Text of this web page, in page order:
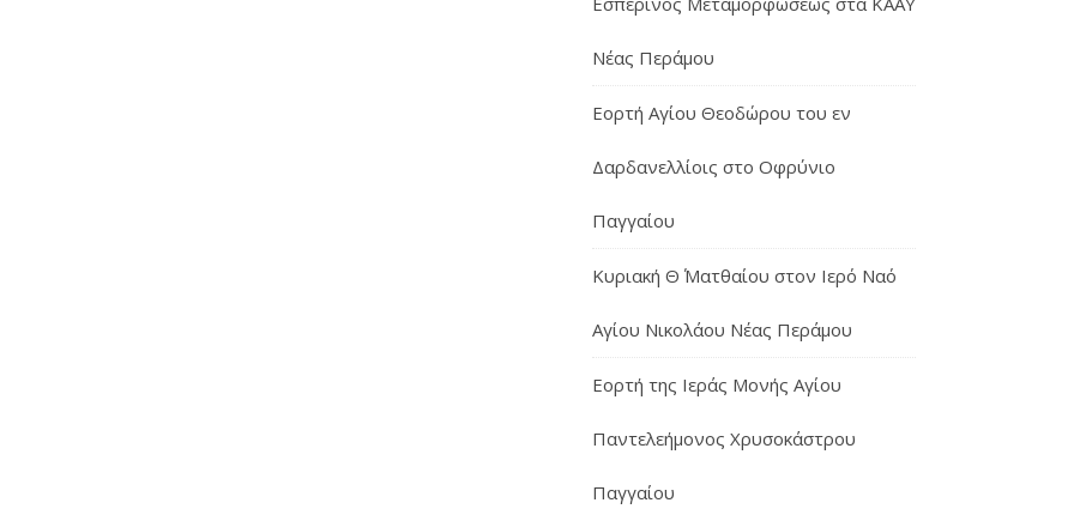
Νέας Περάμου
Εορτή Αγίου Θεοδώρου του εν
Δαρδανελλίοις στο Οφρύνιο
Παγγαίου
Κυριακή Θ΄ Ματθαίου στον Ιερό Ναό
Αγίου Νικολάου Νέας Περάμου
Εορτή της Ιεράς Μονής Αγίου
Παντελεήμονος Χρυσοκάστρου
Παγγαίου